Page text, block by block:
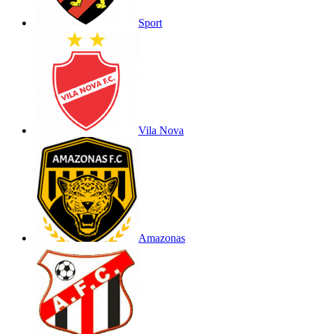
Sport
Vila Nova
Amazonas